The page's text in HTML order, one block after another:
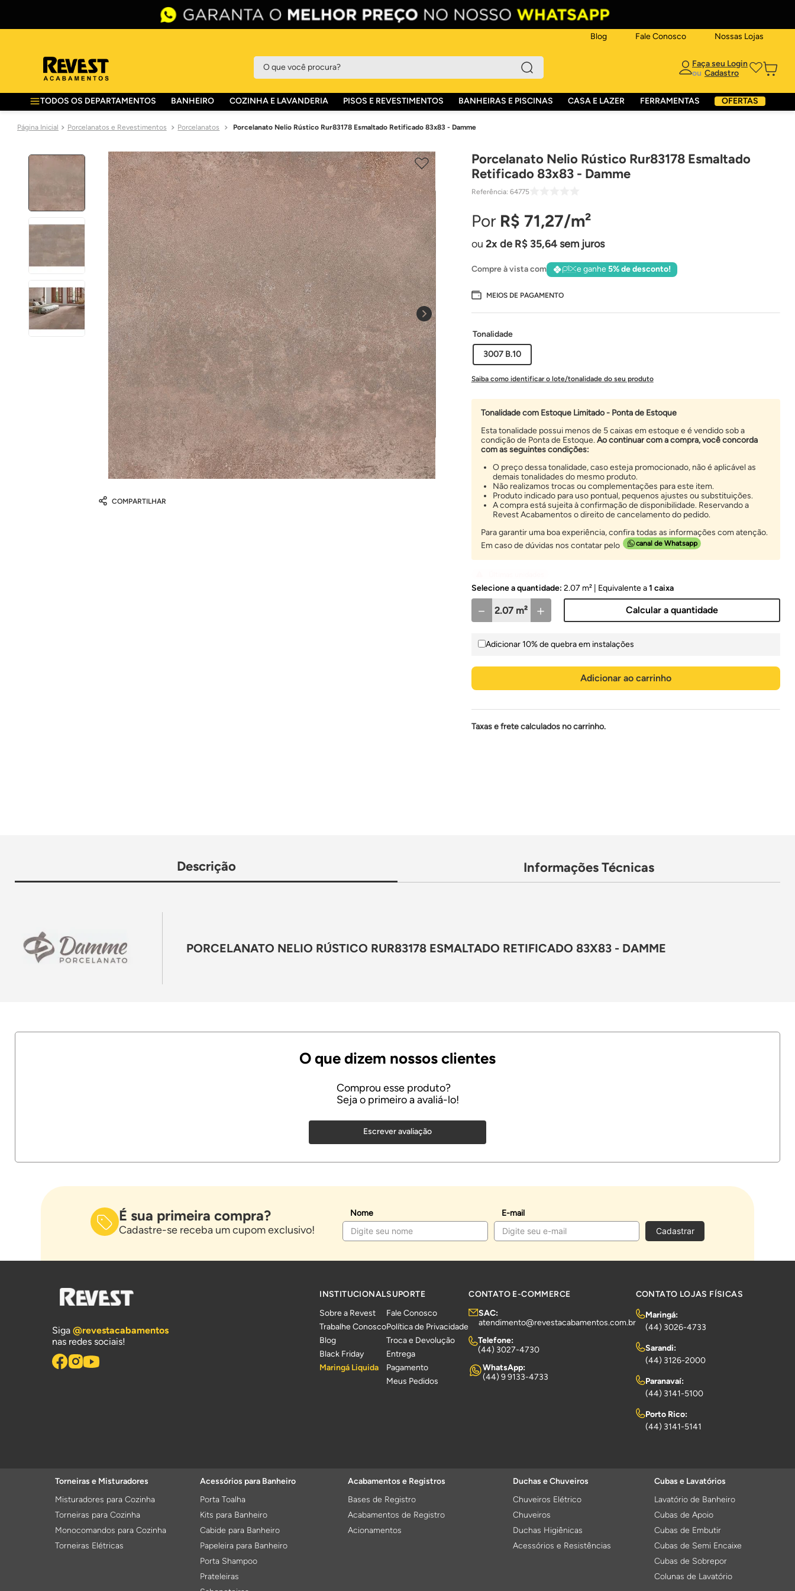
Blog Fale Conosco Nossas Lojas
O que você procura?
ou
TODOS OS DEPARTAMENTOS BANHEIRO COZINHA E LAVANDERIA PISOS E REVESTIMENTOS BANHEIRAS E PISCINAS CASA E LAZER FERRAMENTAS OFERTAS
Porcelanatos e Revestimentos Porcelanatos Porcelanato Nelio Rústico Rur83178 Esmaltado Retificado 83x83 - Damme
COMPARTILHAR
Porcelanato Nelio Rústico Rur83178 Esmaltado
Retificado 83x83 - Damme
Referência: 64775
R$ 71,27
2 de R$35,64sem juros
Compre à vista com e ganhe5% de desconto!
MEIOS DE PAGAMENTO
Tonalidade
3007 B.10
Saiba como identificar o lote/tonalidade do seu produto
Tonalidade com Estoque Limitado - Ponta de Estoque
Esta tonalidade possui menos de 5 caixas em estoque e é vendido sob a
condição de Ponta de Estoque.Ao continuar com a compra, você concorda
com as seguintes condições:
O preço dessa tonalidade, caso esteja promocionado, não é aplicável as
demais tonalidades do mesmo produto.
Não realizamos trocas ou complementações para este item.
Produto indicado para uso pontual, pequenos ajustes ou substituições.
A compra está sujeita à confirmação de disponibilidade. Reservando a
Revest Acabamentos o direito de cancelamento do pedido.
Para garantir uma boa experiência, confira todas as informações com atenção.
Em caso de dúvidas nos contatar pelo
canal de Whatsapp
＋
－
Selecione a quantidade: 2.07 m²| Equivalente a1 caixa
Calcular a quantidade
Adicionar 10% de quebra em instalações
Adicionar ao carrinho
Taxas e frete calculados no carrinho.
Descrição Informações Técnicas
PORCELANATO NELIO RÚSTICO RUR83178 ESMALTADO RETIFICADO 83X83 - DAMME
Escrever avaliação
É sua primeira compra?
Cadastre-se receba um cupom exclusivo!
Nome
E-mail
Cadastrar
Siga @revestacabamentos
nas redes sociais!
INSTITUCIONAL
Sobre a Revest
Trabalhe Conosco
Blog
Black Friday
Maringá Liquida
SUPORTE
Fale Conosco
Política de Privacidade
Troca e Devolução
Entrega
Pagamento
Meus Pedidos
CONTATO E-COMMERCE
SAC:
atendimento@revestacabamentos.com.br
Telefone:
(44) 3027-4730
WhatsApp:
(44) 9 9133-4733
CONTATO LOJAS FÍSICAS
Maringá:
(44) 3026-4733
Sarandi:
(44) 3126-2000
Paranavaí:
(44) 3141-5100
Porto Rico:
(44) 3141-5141
Torneiras e Misturadores
Misturadores para Cozinha
Torneiras para Cozinha
Monocomandos para Cozinha
Torneiras Elétricas
Acessórios para Banheiro
Porta Toalha
Kits para Banheiro
Cabide para Banheiro
Papeleira para Banheiro
Porta Shampoo
Prateleiras
Acabamentos e Registros
Bases de Registro
Acabamentos de Registro
Acionamentos
Duchas e Chuveiros
Chuveiros Elétrico
Chuveiros
Duchas Higiênicas
Acessórios e Resistências
Cubas e Lavatórios
Lavatório de Banheiro
Cubas de Apoio
Cubas de Embutir
Cubas de Semi Encaixe
Cubas de Sobrepor
Colunas de Lavatório